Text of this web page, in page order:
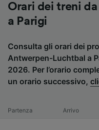
Orari dei treni
a Parigi
Consulta gli orari dei
Antwerpen-Luchtbal a
2026. Per l’orario
un orario successivo,
Partenza Arrivo